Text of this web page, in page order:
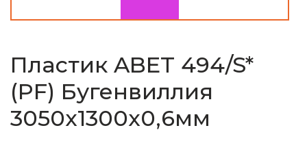
Пластик ABET 494/S*
(PF) Бугенвиллия
3050х1300х0,6мм